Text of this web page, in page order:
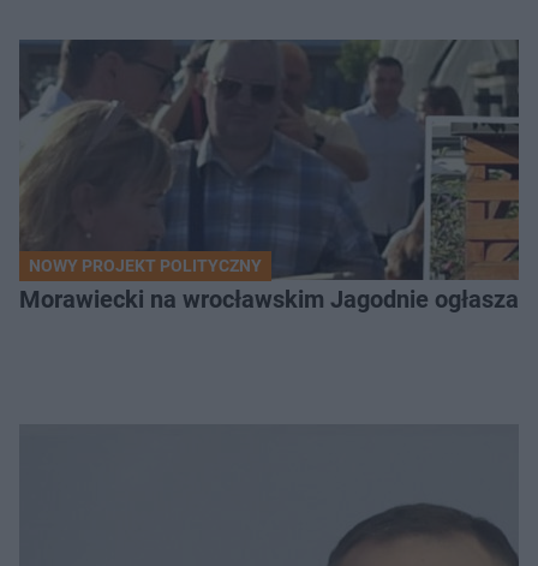
NOWY PROJEKT POLITYCZNY
Morawiecki na wrocławskim Jagodnie ogłasza